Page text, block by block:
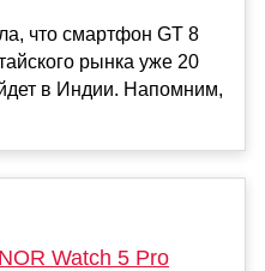
что смартфон GT 8
рынка уже 20
в Индии. Напомним,
Watch 5 Pro